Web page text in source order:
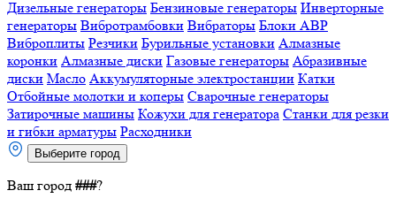
Дизельные генераторы Бензиновые генераторы Инверторные
генераторы Вибротрамбовки Вибраторы Блоки АВР
Виброплиты Резчики Бурильные установки Алмазные
коронки Алмазные диски Газовые генераторы Абразивные
диски Масло Аккумуляторные электростанции Катки
Отбойные молотки и коперы Сварочные генераторы
Затирочные машины Кожухи для генератора Станки для резки
и гибки арматуры Расходники
Выберите город
Ваш город ###?